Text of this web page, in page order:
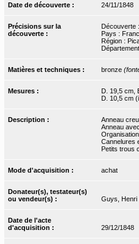
Date de découverte : 24/11/1848
Précisions sur la
découverte :
Découverte
Pays :
Région :
Matières et techniques : bronze
Mesures :
D. 19,5 cm,
D. 10,5 cm
Description :
Anneau
Anneau
Cannelures
Petits trous
Mode d'acquisition : achat
Donateur(s), testateur(s)
ou vendeur(s) :
Guys, Henri
Date de l'acte
d'acquisition :
29/12/1848